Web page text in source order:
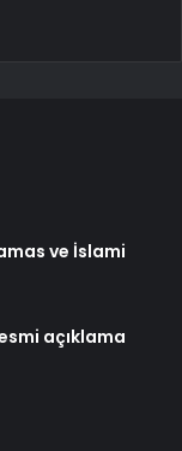
ve İslami
açıklama